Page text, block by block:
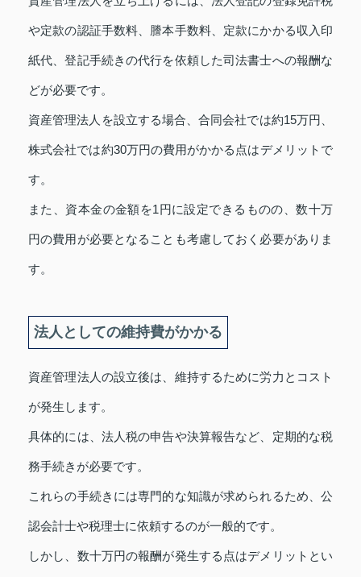
や定款の認証手数料、謄本手数料、定款にかかる収入印
紙代、登記手続きの代行を依頼した司法書士への報酬な
どが必要です。
資産管理法人を設立する場合、合同会社では約15万円、
株式会社では約30万円の費用がかかる点はデメリットで
す。
また、資本金の金額を1円に設定できるものの、数十万
円の費用が必要となることも考慮しておく必要がありま
す。
法人としての維持費がかかる
資産管理法人の設立後は、維持するために労力とコスト
が発生します。
具体的には、法人税の申告や決算報告など、定期的な税
務手続きが必要です。
これらの手続きには専門的な知識が求められるため、公
認会計士や税理士に依頼するのが一般的です。
しかし、数十万円の報酬が発生する点はデメリットとい